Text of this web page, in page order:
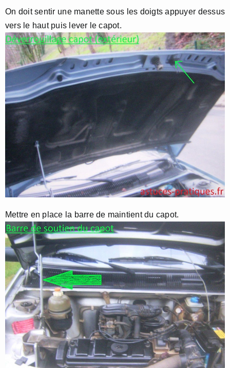
On doit sentir une manette sous les doigts appuyer dessus
vers le haut puis lever le capot.
Mettre en place la barre de maintient du capot.